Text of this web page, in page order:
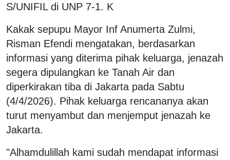
S/UNIFIL di UNP 7-1. K
Kakak sepupu Mayor Inf Anumerta Zulmi,
Risman Efendi mengatakan, berdasarkan
informasi yang diterima pihak keluarga, jenazah
segera dipulangkan ke Tanah Air dan
diperkirakan tiba di Jakarta pada Sabtu
(4/4/2026). Pihak keluarga rencananya akan
turut menyambut dan menjemput jenazah ke
Jakarta.
"Alhamdulillah kami sudah mendapat informasi